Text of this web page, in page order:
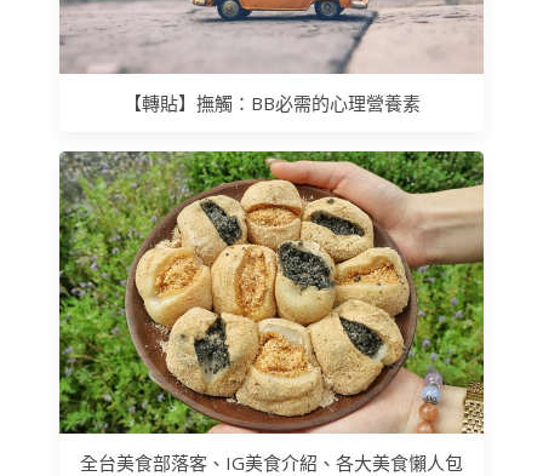
【轉貼】撫觸：BB必需的心理營養素
全台美食部落客、IG美食介紹、各大美食懶人包